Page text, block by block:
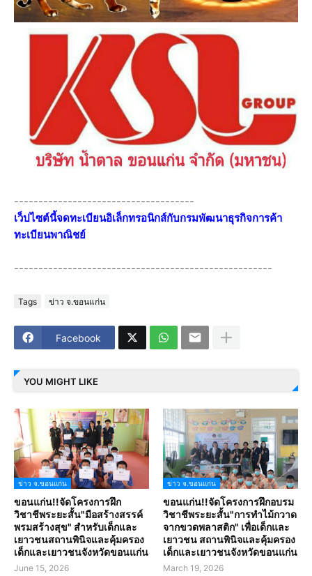
-------------------------------------
เว็ปไซต์นี้จดทะเบียนอิเล็กทรอนิกส์กับกรมพัฒนาธุรกิจการค้า
ทะเบียนพาณิชย์
-----------------------------------------------------
Tags ข่าว จ.ขอนแก่น
Facebook
YOU MIGHT LIKE
ข่าว จ.ขอนแก่น
ขอนแก่น!!จัดโครงการฝึก
วิชาชีพระยะสั้น"มือสร้างสรรค์
พรมสร้างสุข" สำหรับเด็กและ
เยาวชนสถานพินิจและคุ้มครอง
เด็กและเยาวชนจังหวัดขอนแก่น
June 15, 2026
ข่าว จ.ขอนแก่น
ขอนแก่น!!จัดโครงการฝึกอบรม
วิชาชีพระยะสั้น"การทำไม้กวาด
จากขวดพลาสติก" เพื่อเด็กและ
เยาวชน สถานพินิจและคุ้มครอง
เด็กและเยาวชนจังหวัดขอนแก่น
March 19, 2026